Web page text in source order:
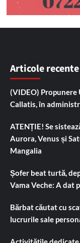
Articole recente
(VIDEO) Propunere
Callatis, în
ATENȚIE! Se
Aurora, Venus și
Mangalia
Șofer beat turtă,
Vama Veche: A dat
Bărbat căutat cu
lucrurile sale